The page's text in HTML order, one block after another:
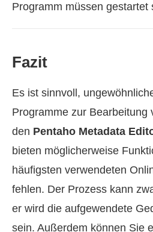
Programm müssen gestartet
Fazit
Es ist sinnvoll,
Programme zur Bearbeitung
den Pentaho Metadata
bieten möglicherweise
häufigsten verwendeten
fehlen. Der Prozess kann
er wird die aufgewendete
sein. Außerdem können Sie